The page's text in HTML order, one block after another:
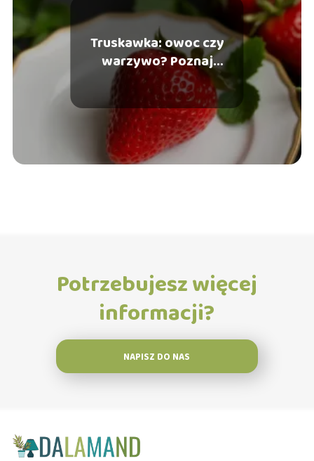
Truskawka: owoc czy
warzywo? Poznaj
odpowiedź
Potrzebujesz więcej
informacji?
NAPISZ DO NAS